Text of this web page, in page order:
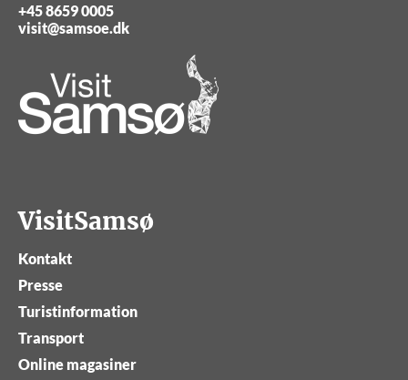
+45 8659 0005
visit@samsoe.dk
VisitSamsø
Kontakt
Presse
Turistinformation
Transport
Online magasiner